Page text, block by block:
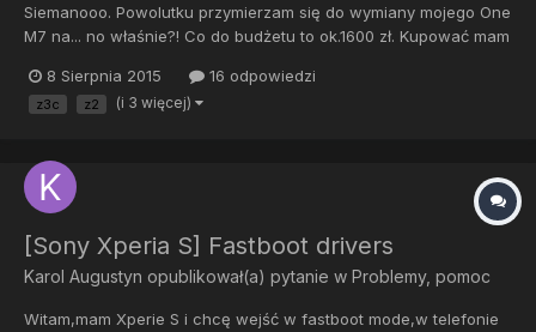
Siemanooo. Powolutku przymierzam się do wymiany mojego One
M7 na... no właśnie?! Co do budżetu to ok.1600 zł. Kupować mam
Aktualnie na oku mam Z2 i Z3 compact, z naciskiem na Z2.
Wiem, że Z2 do małych nie należy ale mi to nie przeszkadza....
8 Sierpnia 2015 16 odpowiedzi
z3c z2 (i 3 więcej)
[Sony Xperia S] Fastboot drivers
Karol Augustyn opublikował(a) pytanie w Problemy, pomoc
Witam,mam Xperie S i chcę wejść w fastboot mode,w telefonie